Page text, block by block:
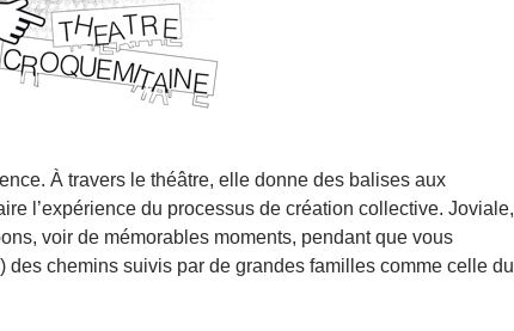
À travers le théâtre, elle donne des balises aux
l’expérience du processus de création collective. Joviale,
voir de mémorables moments, pendant que vous
chemins suivis par de grandes familles comme celle du